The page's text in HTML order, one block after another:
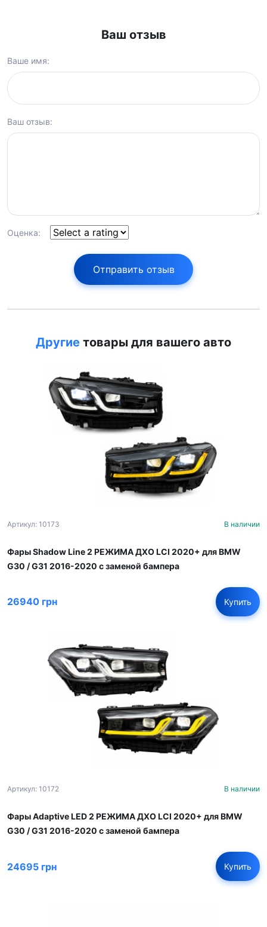
Ваш отзыв
Ваше имя:
Ваш отзыв:
Оценка:
Отправить отзыв
Другие товары для вашего авто
Артикул: 10173 В наличии
Фары Shadow Line 2 РЕЖИМА ДХО LCI 2020+ для BMW
G30 / G31 2016-2020 с заменой бампера
26940 грн Купить
Артикул: 10172 В наличии
Фары Adaptive LED 2 РЕЖИМА ДХО LCI 2020+ для BMW
G30 / G31 2016-2020 с заменой бампера
24695 грн Купить